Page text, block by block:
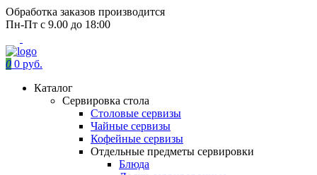
Обработка заказов производится
Пн-Пт с 9.00 до 18:00
0 0 руб.
Каталог
Сервировка стола
Столовые сервизы
Чайные сервизы
Кофейные сервизы
Отдельные предметы сервировки
Блюда